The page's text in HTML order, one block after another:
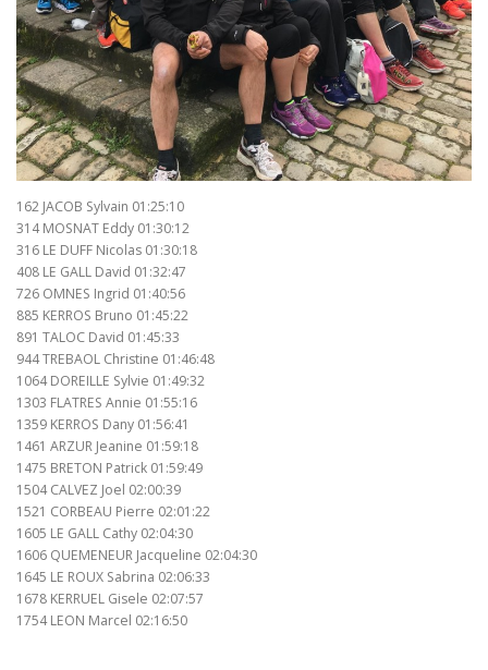
162 JACOB Sylvain 01:25:10
314 MOSNAT Eddy 01:30:12
316 LE DUFF Nicolas 01:30:18
408 LE GALL David 01:32:47
726 OMNES Ingrid 01:40:56
885 KERROS Bruno 01:45:22
891 TALOC David 01:45:33
944 TREBAOL Christine 01:46:48
1064 DOREILLE Sylvie 01:49:32
1303 FLATRES Annie 01:55:16
1359 KERROS Dany 01:56:41
1461 ARZUR Jeanine 01:59:18
1475 BRETON Patrick 01:59:49
1504 CALVEZ Joel 02:00:39
1521 CORBEAU Pierre 02:01:22
1605 LE GALL Cathy 02:04:30
1606 QUEMENEUR Jacqueline 02:04:30
1645 LE ROUX Sabrina 02:06:33
1678 KERRUEL Gisele 02:07:57
1754 LEON Marcel 02:16:50